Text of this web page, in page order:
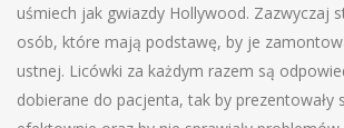
uśmiech jak gwiazdy Hollywood. Zazwyczaj
osób, które mają podstawę, by je
ustnej. Licówki za każdym razem są
dobierane do pacjenta, tak by prezentowały